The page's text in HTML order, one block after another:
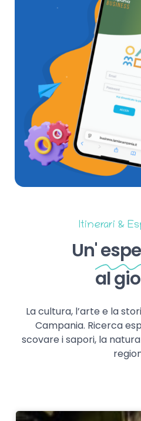
Itinerari &
Un'
al
La cultura, l’arte e la
Campania. Ricerca
scovare i sapori, la